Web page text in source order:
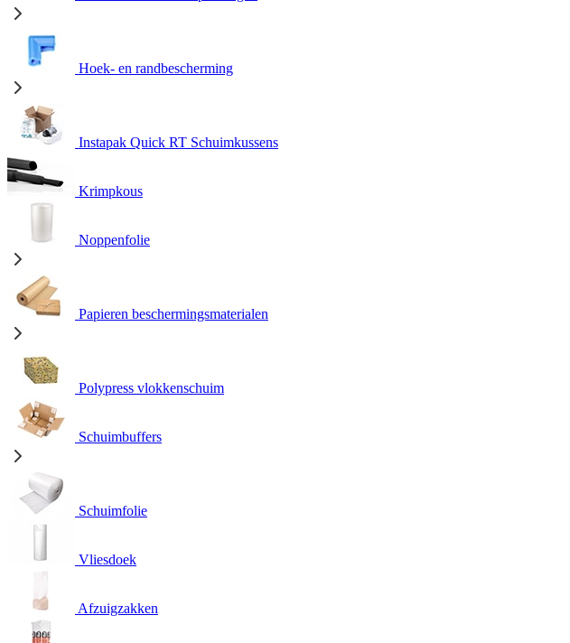
Hoek- en randbescherming
Instapak Quick RT Schuimkussens
Krimpkous
Noppenfolie
Papieren beschermingsmaterialen
Polypress vlokkenschuim
Schuimbuffers
Schuimfolie
Vliesdoek
Afzuigzakken